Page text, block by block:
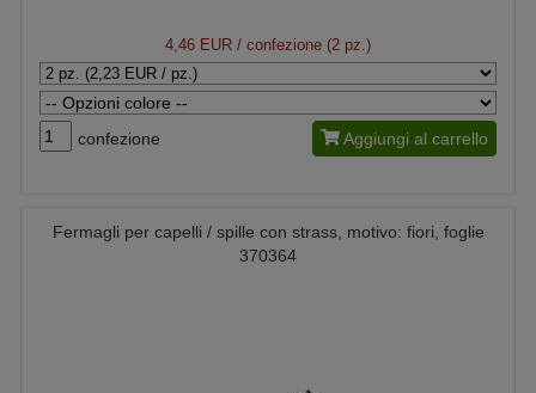
4,46 EUR / confezione (2 pz.)
confezione Aggiungi al carrello
Fermagli per capelli / spille con strass, motivo: fiori, foglie
370364